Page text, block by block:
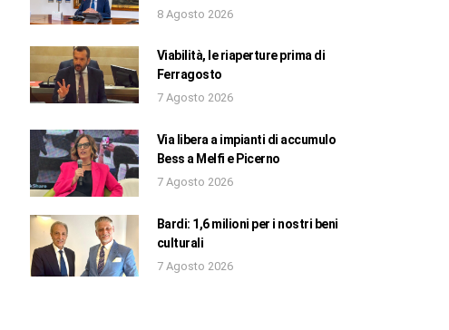
8 Agosto 2026
Viabilità, le riaperture prima di
Ferragosto
7 Agosto 2026
Via libera a impianti di accumulo
Bess a Melfi e Picerno
7 Agosto 2026
Bardi: 1,6 milioni per i nostri beni
culturali
7 Agosto 2026